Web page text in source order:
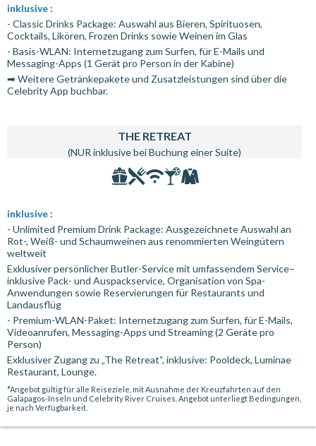
inklusive :
- Classic Drinks Package: Auswahl aus Bieren, Spirituosen,
Cocktails, Likören, Frozen Drinks sowie Weinen im Glas
- Basis-WLAN: Internetzugang zum Surfen, für E-Mails und
Messaging-Apps (1 Gerät pro Person in der Kabine)
➡ Weitere Getränkepakete und Zusatzleistungen sind über die
Celebrity App buchbar.
THE RETREAT
(NUR inklusive bei Buchung einer Suite)
inklusive :
- Unlimited Premium Drink Package: Ausgezeichnete Auswahl an
Rot-, Weiß- und Schaumweinen aus renommierten Weingütern
weltweit
Exklusiver persönlicher Butler-Service mit umfassendem Service–
inklusive Pack- und Auspackservice, Organisation von Spa-
Anwendungen sowie Reservierungen für Restaurants und
Landausflüg
- Premium-WLAN-Paket: Internetzugang zum Surfen, für E-Mails,
Videoanrufen, Messaging-Apps und Streaming (2 Geräte pro
Person)
Exklusiver Zugang zu „The Retreat“, inklusive: Pooldeck, Luminae
Restaurant, Lounge.
*Angebot gültig für alle Reiseziele, mit Ausnahme der Kreuzfahrten auf den
Galapagos-Inseln und Celebrity River Cruises. Angebot unterliegt Bedingungen,
je nach Verfügbarkeit.